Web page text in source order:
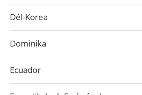
Dél-Korea
Dominika
Ecuador